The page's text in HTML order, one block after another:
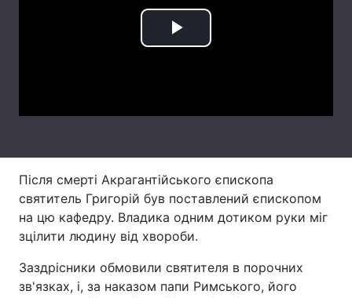
Регіони
Контакти
Послуги
Play
Після смерті Акрагантійського єпископа
святитель Григорій був поставлений єпископом
на цю кафедру. Владика одним дотиком руки міг
зцілити людину від хвороби.
Заздрісники обмовили святителя в порочних
зв'язках, і, за наказом папи Римського, його